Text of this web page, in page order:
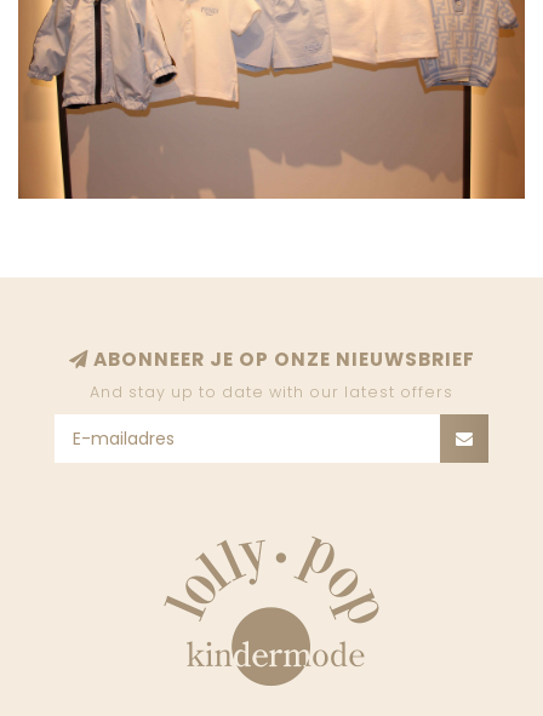
ABONNEER JE OP ONZE NIEUWSBRIEF
And stay up to date with our latest offers